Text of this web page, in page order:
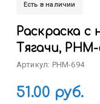
Есть в наличии
Раскраска с
Тягачи,
Артикул: РНМ-694
51.00 руб.